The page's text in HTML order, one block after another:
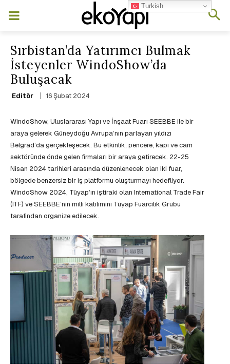
Sırbistan’da Yatırımcı Bulmak
İsteyenler WindoShow’da
Buluşacak
Editör 16 Şubat 2024
WindoShow, Uluslararası Yapı ve İnşaat Fuarı SEEBBE ile bir
araya gelerek Güneydoğu Avrupa’nın parlayan yıldızı
Belgrad’da gerçekleşecek. Bu etkinlik, pencere, kapı ve cam
sektöründe önde gelen firmaları bir araya getirecek. 22-25
Nisan 2024 tarihleri arasında düzenlenecek olan iki fuar,
bölgede benzersiz bir iş platformu oluşturmayı hedefliyor.
WindoShow 2024, Tüyap’ın iştiraki olan International Trade Fair
(ITF) ve SEEBBE’nin milli katılımını Tüyap Fuarcılık Grubu
tarafından organize edilecek.
Turkish